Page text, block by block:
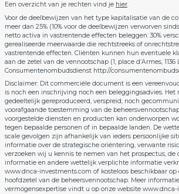
Een overzicht van je rechten vind je hier.
Voor de deelbewijzen van het type kapitalisatie van de
meer dan 25% (10% voor de deelbewijzen verworven
netto activa in vastrentende effecten beleggen: 30%
gerealiseerde meerwaarde die rechtstreeks of
vastrentende effecten. Cliënten kunnen hun eventuele
aan de zetel van de vennootschap (1, place d’Armes,
Consumentenombudsdienst http://
Disclaimer: Dit commerciële document is een
is noch een inschrijving noch een beleggingsadvies.
gedeeltelijk gereproduceerd, verspreid, noch
voorafgaande toestemming van de
voorgestelde diensten en producten kan onderworpen
tegen bepaalde personen of in bepaalde landen. De
scale gevolgen zijn afhankelijk van ieders persoonlijke
informatie over de strategische oriëntering, verwante
verzoeken wij u kennis te nemen van het prospectus,
informatie en andere wettelijk verplichte informatie
www.dnca-investments.com of kosteloos beschikbaar
hoofdzetel van de beheersvennootschap. Meer
vermogensexpertise vindt u op onze website